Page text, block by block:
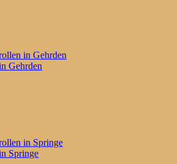
in Gehrden
Gehrden
in Springe
Springe